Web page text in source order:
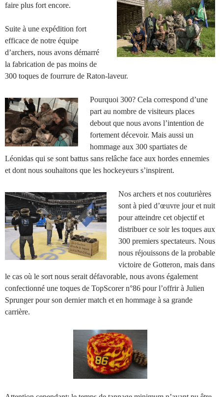
faire plus fort encore.
Suite à une expédition fort
efficace de notre équipe
d’archers, nous avons démarré
la fabrication de pas moins de
300 toques de fourrure de Raton-laveur.
Pourquoi 300? Cela correspond d’une
part au nombre de visiteurs places
debout que nous avons l’intention de
fortement décevoir. Mais aussi un
hommage aux 300 spartiates de
Léonidas qui se sont battus sans relâche face aux hordes ennemies
et dont nous souhaitons que les hockeyeurs s’inspirent.
Nos archers et nos couturières
sont à pied d’œuvre jour et nuit
pour atteindre cet objectif et
distribuer ce soir les toques aux
300 premiers spectateurs. Nous
nous réjouissons de la probable
victoire de Gotteron, mais dans
le cas où le sort nous serait défavorable, nous avons également
confectionné une toques de TopScorer n°86 pour l’offrir à Julien
Sprunger pour son dernier match et en hommage à sa grande
carrière.